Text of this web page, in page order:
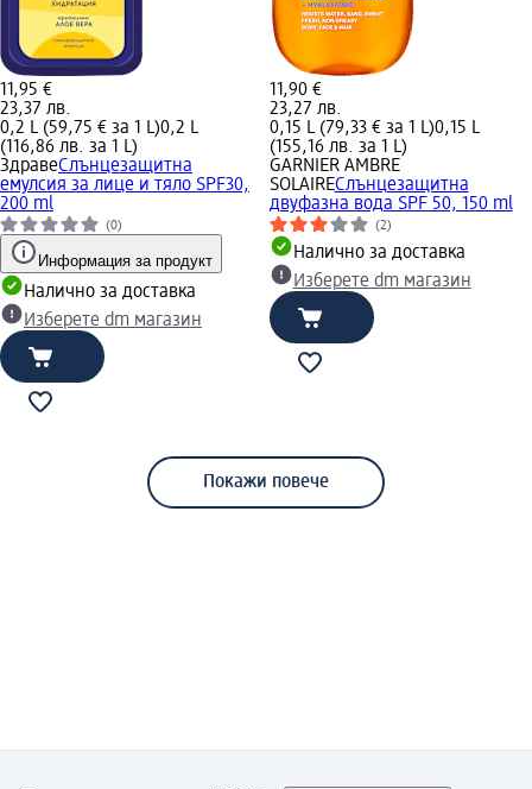
11,95 €
23,37 лв.
0,2 L (59,75 € за 1 L)0,2 L
(116,86 лв. за 1 L)
ЗдравеСлънцезащитна
емулсия за лице и тяло SPF30,
200 ml
(0)
Информация за продукт
Налично за доставка
Изберете dm магазин
11,90 €
23,27 лв.
0,15 L (79,33 € за 1 L)0,15 L
(155,16 лв. за 1 L)
GARNIER AMBRE
SOLAIREСлънцезащитна
двуфазна вода SPF 50, 150 ml
(2)
Налично за доставка
Изберете dm магазин
Покажи повече